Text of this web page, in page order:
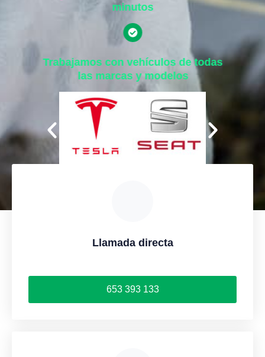
minutos
Trabajamos con vehículos de todas
las marcas y modelos
Llamada directa
653 393 133